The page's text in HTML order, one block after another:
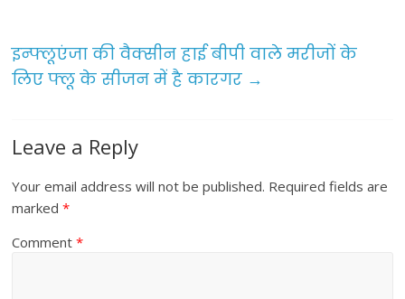
o
k
इन्फ्लूएंजा की वैक्सीन हाई बीपी वाले मरीजों के
लिए फ्लू के सीजन में है कारगर →
Leave a Reply
Your email address will not be published. Required fields are
marked*
Comment*